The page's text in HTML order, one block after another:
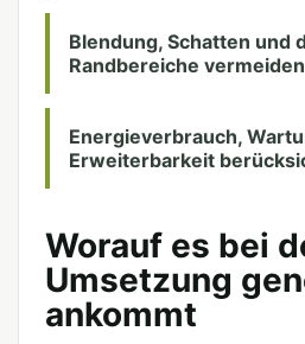
Blendung, Schatten und
Randbereiche vermeiden
Energieverbrauch,
Erweiterbarkeit
Worauf es bei
Umsetzung
ankommt